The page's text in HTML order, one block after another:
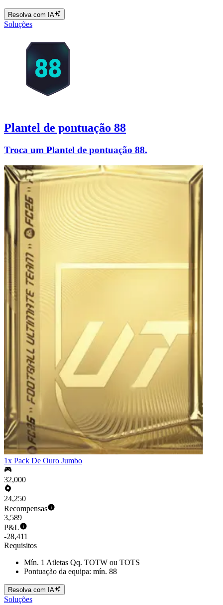
Resolva com IA
Soluções
Plantel de pontuação 88
Troca um Plantel de pontuação 88.
1x Pack De Ouro Jumbo
32,000
24,250
Recompensas
3,589
P&L
-28,411
Requisitos
Mín. 1 Atletas Qq. TOTW ou TOTS
Pontuação da equipa: mín. 88
Resolva com IA
Soluções